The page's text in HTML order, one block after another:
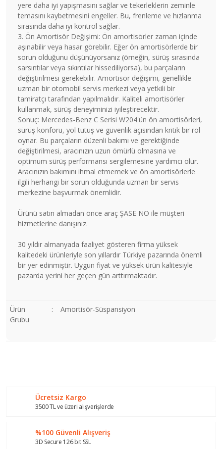
yere daha iyi yapışmasını sağlar ve tekerleklerin zeminle
temasını kaybetmesini engeller. Bu, frenleme ve hızlanma
sırasında daha iyi kontrol sağlar.
3. Ön Amortisör Değişimi: Ön amortisörler zaman içinde
aşınabilir veya hasar görebilir. Eğer ön amortisörlerde bir
sorun olduğunu düşünüyorsanız (örneğin, sürüş sırasında
sarsıntılar veya sıkıntılar hissediliyorsa), bu parçaların
değiştirilmesi gerekebilir. Amortisör değişimi, genellikle
uzman bir otomobil servis merkezi veya yetkili bir
tamiratçı tarafından yapılmalıdır. Kaliteli amortisörler
kullanmak, sürüş deneyiminizi iyileştirecektir.
Sonuç: Mercedes-Benz C Serisi W204'ün ön amortisörleri,
sürüş konforu, yol tutuş ve güvenlik açısından kritik bir rol
oynar. Bu parçaların düzenli bakımı ve gerektiğinde
değiştirilmesi, aracınızın uzun ömürlü olmasına ve
optimum sürüş performansı sergilemesine yardımcı olur.
Aracınızın bakımını ihmal etmemek ve ön amortisörlerle
ilgili herhangi bir sorun olduğunda uzman bir servis
merkezine başvurmak önemlidir.
Ürünü satın almadan önce araç ŞASE NO ile müşteri
hizmetlerine danışınız.
30 yıldır almanyada faaliyet gösteren firma yüksek
kalitedeki ürünleriyle son yıllardır Türkiye pazarında önemli
bir yer edinmiştir. Uygun fiyat ve yüksek ürün kalitesiyle
pazarda yerini her geçen gün arttırmaktadır.
Ürün
Grubu
: Amortisör-Süspansiyon
Ürün resmi kalitesiz, bozuk veya görüntülenemiyor.
Ürün bilgilerinde hatalar bulunuyor.
Ücretsiz Kargo
3500 TL ve üzeri alışverişlerde
%100 Güvenli Alışveriş
3D Secure 126 bit SSL